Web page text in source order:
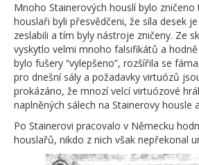
Mnoho Stainerových houslí bylo
houslaři byli přesvědčeni, že síla desek
zeslabili a tím byly nástroje zničeny. Ze
vyskytlo velmi mnoho falsifikátů a
bylo fušery “vylepšeno”, rozšířila se
pro dnešní sály a požadavky virtuózů
prokázáno, že mnozí velcí virtuózové
naplněných sálech na Stainerovy housle
Po Stainerovi pracovalo v Německu
houslařů, nikdo z nich však nepřekonal